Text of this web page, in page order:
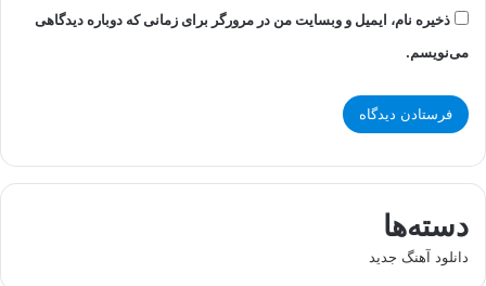
ذخیره نام، ایمیل و وبسایت من در مرورگر برای زمانی که دوباره دیدگاهی
می‌نویسم.
دسته‌ها
دانلود آهنگ جدید